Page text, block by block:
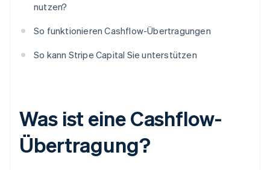
nutzen?
So funktionieren Cashflow-Übertragungen
So kann Stripe Capital Sie unterstützen
Was ist eine Cashflow-
Übertragung?